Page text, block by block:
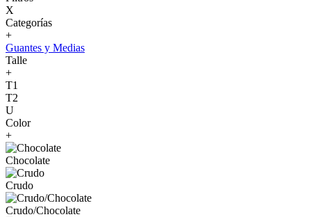
X
Categorías
+
Guantes y Medias
Talle
+
T1
T2
U
Color
+
Chocolate
Crudo
Crudo/Chocolate